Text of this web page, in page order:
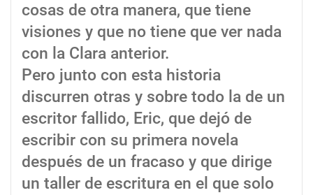
cosas de otra manera, que tiene
visiones y que no tiene que ver nada
con la Clara anterior.
Pero junto con esta historia
discurren otras y sobre todo la de un
escritor fallido, Eric, que dejó de
escribir con su primera novela
después de un fracaso y que dirige
un taller de escritura en el que solo